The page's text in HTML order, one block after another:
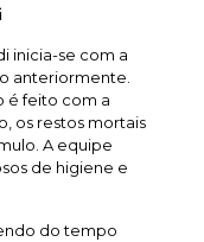
inicia-se com a
anteriormente.
é feito com a
os restos mortais
A equipe
de higiene e
do tempo